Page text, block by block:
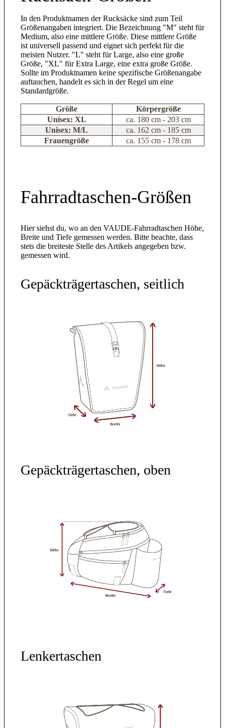
In den Produktnamen der Rucksäcke sind zum Teil
Größenangaben integriert. Die Bezeichnung "M" steht für
Medium, also eine mittlere Größe. Diese mittlere Größe
ist universell passend und eignet sich perfekt für die
meisten Nutzer. "L" steht für Large, also eine große
Größe, "XL" für Extra Large, eine extra große Größe.
Sollte im Produktnamen keine spezifische Größenangabe
auftauchen, handelt es sich in der Regel um eine
Standardgröße.
Größe
Körpergröße
Unisex: XL
ca. 180 cm - 203 cm
Unisex: M/L
ca. 162 cm - 185 cm
Frauengröße
ca. 155 cm - 178 cm
Fahrradtaschen-Größen
Hier siehst du, wo an den VAUDE-Fahrradtaschen Höhe,
Breite und Tiefe gemessen werden. Bitte beachte, dass
stets die breiteste Stelle des Artikels angegeben bzw.
gemessen wird.
Gepäckträgertaschen, seitlich
Gepäckträgertaschen, oben
Lenkertaschen